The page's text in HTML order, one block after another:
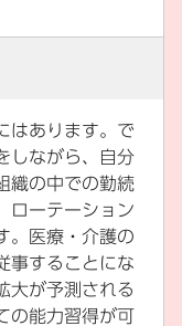
はあります。で
しながら、自分
織の中での勤続
ローテーション
。医療・介護の
事することにな
大が予測される
の能力習得が可